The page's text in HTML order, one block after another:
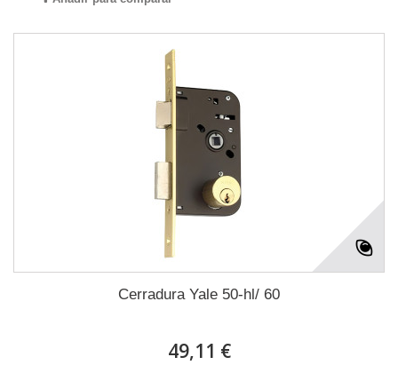
Cerradura Yale 50-hl/ 60
49,11 €